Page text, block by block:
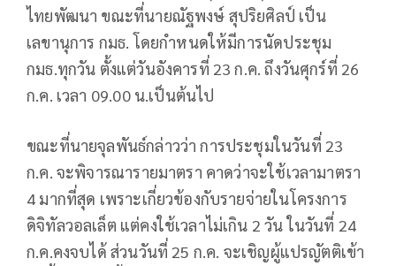
ไทยพัฒนา ขณะที่นายณัฐพงษ์ สุปริยศิลป์ เป็น
เลขานุการ กมธ. โดยกําหนดให้มีการนัดประชุม
กมธ.ทุกวัน ตั้งแต่วันอังคารที่ 23 ก.ค. ถึงวันศุกร์ที่ 26
ก.ค. เวลา 09.00 น.เป็นต้นไป
ขณะที่นายจุลพันธ์กล่าวว่า การประชุมในวันที่ 23
ก.ค. จะพิจารณารายมาตรา คาดว่าจะใช้เวลามาตรา
4 มากที่สุด เพราะเกี่ยวข้องกับรายจ่ายในโครงการ
ดิจิทัลวอลเล็ต แต่คงใช้เวลาไม่เกิน 2 วัน ในวันที่ 24
ก.ค.คงจบได้ ส่วนวันที่ 25 ก.ค. จะเชิญผู้แปรญัตติเข้า